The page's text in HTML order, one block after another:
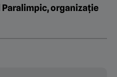
organizație